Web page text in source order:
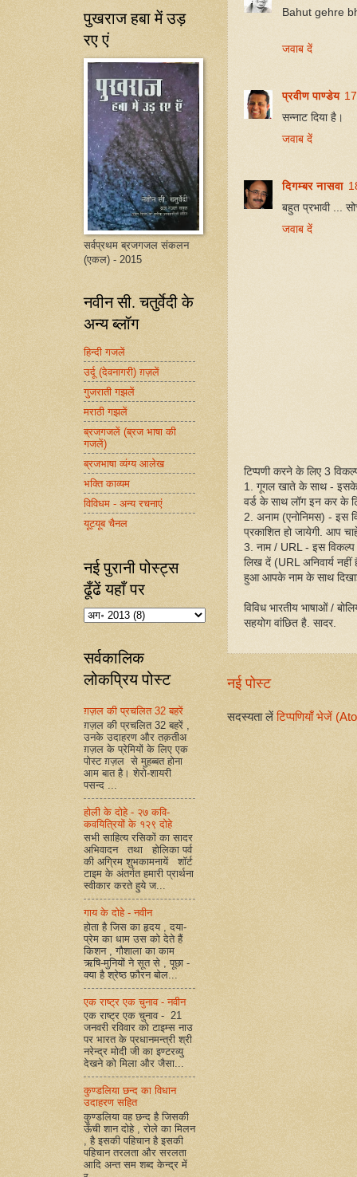
Bahut gehre
जवाब दें
प्रवीण पाण्डेय
सन्नाट दिया है।
जवाब दें
दिगम्बर नासवा
बहुत प्रभावी ...
जवाब दें
टिप्पणी करने के लिए 3
1. गूगल खाते के साथ -
वर्ड के साथ लॉग इन कर के
2. अनाम (एनोनिमस) - इस
प्रकाशित हो जायेगी. आप
3. नाम / URL - इस
लिख दें (URL अनिवार्य
हुआ आपके नाम के साथ
विविध भारतीय भाषाओं /
सहयोग वांछित है. सादर.
नई पोस्ट
सदस्यता लेंटिप्पणियाँ भेजें
पुखराज हबा में उड़
रए एं
सर्वप्रथम ब्रजगजल संकलन
(एकल) - 2015
नवीन सी. चतुर्वेदी के
अन्य ब्लॉग
हिन्दी गजलें
उर्दू (देवनागरी) ग़ज़लें
गुजराती गझलें
मराठी गझलें
ब्रजगजलें (ब्रज भाषा की
गजलें)
ब्रजभाषा व्यंग्य आलेख
भक्ति काव्यम
विविधम - अन्य रचनाएं
यूट्यूब चैनल
नई पुरानी पोस्ट्स
ढूँढें यहाँ पर
सर्वकालिक
लोकप्रिय पोस्ट
ग़ज़ल की प्रचलित 32 बहरें
ग़ज़ल की प्रचलित 32 बहरें ,
उनके उदाहरण और तक़तीअ
ग़ज़ल के प्रेमियों के लिए एक
पोस्ट ग़ज़ल से मुहब्बत होना
आम बात है। शेरो-शायरी
पसन्द ...
होली के दोहे - २७ कवि-
कवयित्रियों के १२९ दोहे
सभी साहित्य रसिकों का सादर
अभिवादन तथा होलिका पर्व
की अग्रिम शुभकामनायें शॉर्ट
टाइम के अंतर्गत हमारी प्रार्थना
स्वीकार करते हुये ज...
गाय के दोहे - नवीन
होता है जिस का हृदय , दया-
प्रेम का धाम उस को देते हैं
किशन , गौशाला का काम
ऋषि-मुनियों ने सूत से , पूछा -
क्या है श्रेष्ठ फ़ौरन बोल...
एक राष्ट्र एक चुनाव - नवीन
एक राष्ट्र एक चुनाव - 21
जनवरी रविवार को टाइम्स नाउ
पर भारत के प्रधानमन्त्री श्री
नरेन्द्र मोदी जी का इण्टरव्यु
देखने को मिला और जैसा...
कुण्डलिया छन्द का विधान
उदाहरण सहित
कुण्डलिया वह छन्द है जिसकी
ऊँची शान दोहे , रोले का मिलन
, है इसकी पहिचान है इसकी
पहिचान तरलता और सरलता
आदि अन्त सम शब्द केन्द्र में